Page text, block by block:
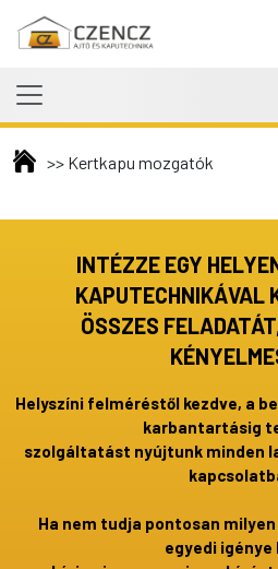
Skip to main content
>> Kertkapu mozgatók
INTÉZZE EGY
KAPUTECHNIKÁVAL
ÖSSZES
Helyszíni felméréstől kezdve, a
karbantartásig
szolgáltatást nyújtunk minden
Ha nem tudja pontosan
egyedi igénye